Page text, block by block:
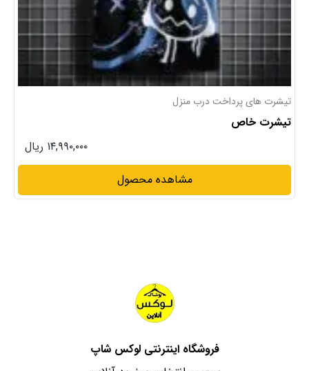
تیشرت های پرداخت درب منزل
تیشرت خاص
۱۴,۹۹۰,۰۰۰ ریال
مشاهده محصول
فروشگاه اینترنتی لوکس شاپ